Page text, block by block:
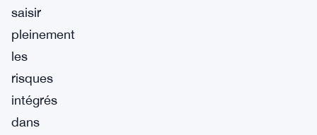
saisir
pleinement
les
risques
intégrés
dans